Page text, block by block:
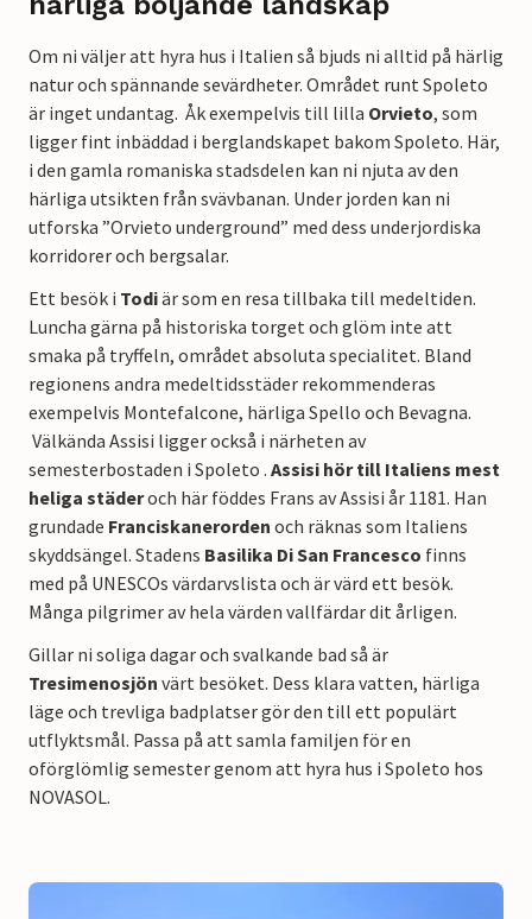
Om ni väljer att hyra hus i Italien så bjuds ni alltid på härlig
natur och spännande sevärdheter. Området runt Spoleto
är inget undantag. Åk exempelvis till lilla Orvieto, som
ligger fint inbäddad i berglandskapet bakom Spoleto. Här,
i den gamla romaniska stadsdelen kan ni njuta av den
härliga utsikten från svävbanan. Under jorden kan ni
utforska ”Orvieto underground” med dess underjordiska
korridorer och bergsalar.
Ett besök i Todiär som en resa tillbaka till medeltiden.
Luncha gärna på historiska torget och glöm inte att
smaka på tryffeln, området absoluta specialitet. Bland
regionens andra medeltidsstäder rekommenderas
exempelvis Montefalcone, härliga Spello och Bevagna.
Välkända Assisi ligger också i närheten av
semesterbostaden i Spoleto . Assisi hör till Italiens mest
heliga städeroch här föddes Frans av Assisi år 1181. Han
grundade Franciskanerorden och räknas som Italiens
skyddsängel. Stadens Basilika Di San Francesco finns
med på UNESCOs värdarvslista och är värd ett besök.
Många pilgrimer av hela värden vallfärdar dit årligen.
Gillar ni soliga dagar och svalkande bad så är
Tresimenosjön värt besöket. Dess klara vatten, härliga
läge och trevliga badplatser gör den till ett populärt
utflyktsmål. Passa på att samla familjen för en
oförglömlig semester genom att hyra hus i Spoleto hos
NOVASOL.